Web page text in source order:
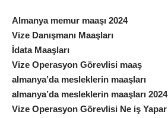
Almanya memur maaşı 2024
Vize Danışmanı Maaşları
İdata Maaşları
Vize Operasyon Görevlisi maaş
almanya’da mesleklerin maaşları
almanya’da mesleklerin maaşları 2024
Vize Operasyon Görevlisi Ne iş Yapar